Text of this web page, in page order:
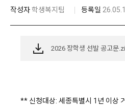
작성자학생복지팀 등록일
2026 장학생 선발 공고문
** 신청대상: 세종특별시 1년 이상